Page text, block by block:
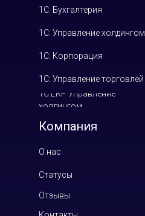
Компания
1С: Управление холдингом
1С: Корпорация
1С: Бухгалтерия
1С: Управление торговлей
1С:ERP Управление
холдингом
О нас
Статусы
Отзывы